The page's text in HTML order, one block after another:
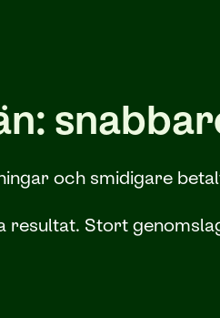
och smidigare
resultat. Stort